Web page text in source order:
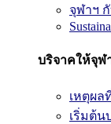
จุฬาฯ
บริจาคให้จุฬ
เหตุผล
เริ่มต้น